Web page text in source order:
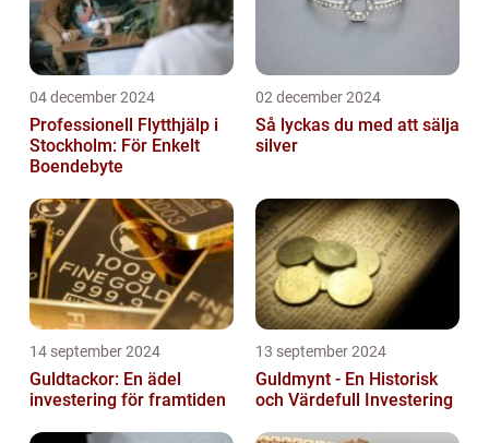
04 december 2024
Professionell Flytthjälp i
Stockholm: För Enkelt
Boendebyte
02 december 2024
Så lyckas du med att sälja
silver
14 september 2024
Guldtackor: En ädel
investering för framtiden
13 september 2024
Guldmynt - En Historisk
och Värdefull Investering